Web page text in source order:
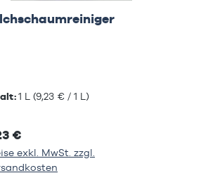
1 L (9,23 € / 1 L)
€
exkl. MwSt. zzgl.